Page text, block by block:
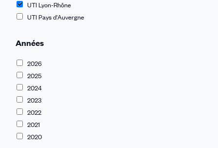
UTI Lyon-Rhône
UTI Pays d'Auvergne
Années
2026
2025
2024
2023
2022
2021
2020